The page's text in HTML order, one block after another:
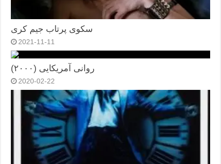
سکوی پرتاب جیم کری
2021-11-11
روانی آمریکایی (۲۰۰۰)
2020-02-22